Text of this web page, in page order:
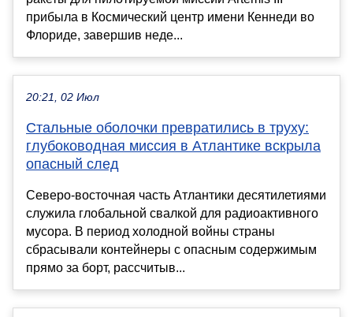
прибыла в Космический центр имени Кеннеди во
Флориде, завершив неде...
20:21, 02 Июл
Стальные оболочки превратились в труху:
глубоководная миссия в Атлантике вскрыла
опасный след
Северо-восточная часть Атлантики десятилетиями
служила глобальной свалкой для радиоактивного
мусора. В период холодной войны страны
сбрасывали контейнеры с опасным содержимым
прямо за борт, рассчитыв...